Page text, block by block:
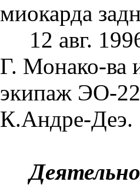
миокарда
12 авг.
Г. Монако-ва
экипаж ЭО-
К.Андре-Деэ.